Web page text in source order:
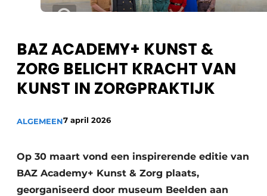
Jaarboek
Jubileumboek
Meest gelezen
Podcasts
Vacature aanmelden
Vacatures
Ziekenhuizen
Privéklinieken
Laboratoria
BAZ ACADEMY+ KUNST &
ZORG BELICHT KRACHT VAN
KUNST IN ZORGPRAKTIJK
ALGEMEEN7 april 2026
Op 30 maart vond een inspirerende editie van
BAZ Academy+ Kunst & Zorg plaats,
georganiseerd door museum Beelden aan